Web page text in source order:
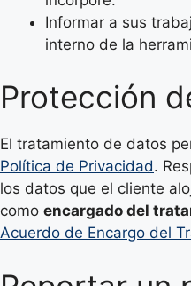
Informar a sus
interno de la
Protección
El tratamiento de datos
Política de Privacidad.
los datos que el cliente
como encargado del
Acuerdo de Encargo del